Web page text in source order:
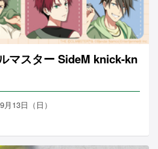
マスター SideM knick-kn
13日（日）